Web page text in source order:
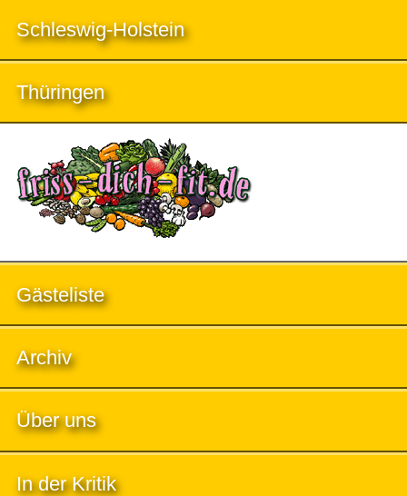
Schleswig-Holstein
Thüringen
Gästeliste
Archiv
Über uns
In der Kritik